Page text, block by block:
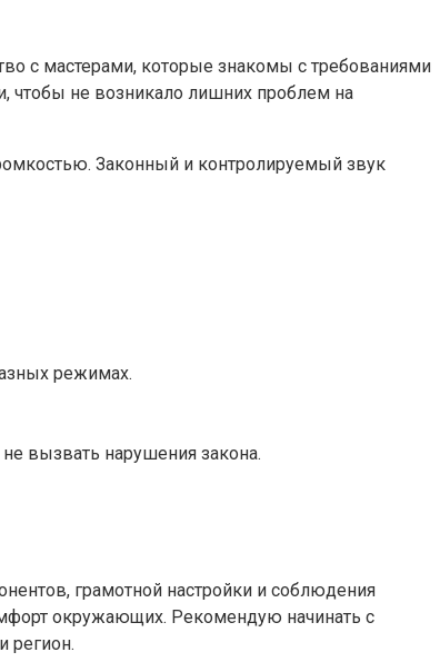
с мастерами, которые знакомы с требованиями
чтобы не возникало лишних проблем на
Законный и контролируемый звук
режимах.
вызвать нарушения закона.
грамотной настройки и соблюдения
окружающих. Рекомендую начинать с
регион.